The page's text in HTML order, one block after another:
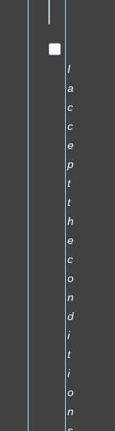
I
a
c
c
e
p
t
t
h
e
c
o
n
d
i
t
i
o
n